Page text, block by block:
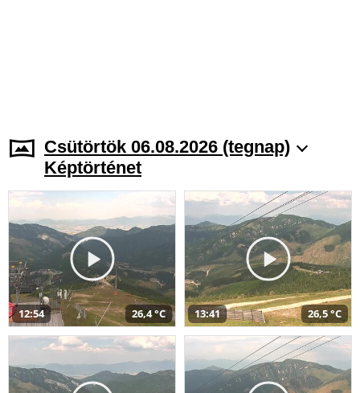
Csütörtök 06.08.2026 (tegnap)
Képtörténet
12:54 26,4 °C 13:41 26,5 °C